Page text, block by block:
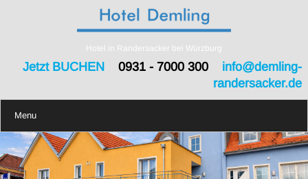
Hotel in Randersacker bei Würzburg
Jetzt BUCHEN0931 - 7000 300 info@demling-
randersacker.de
Menu